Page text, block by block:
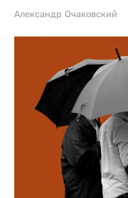
Александр Очаковский